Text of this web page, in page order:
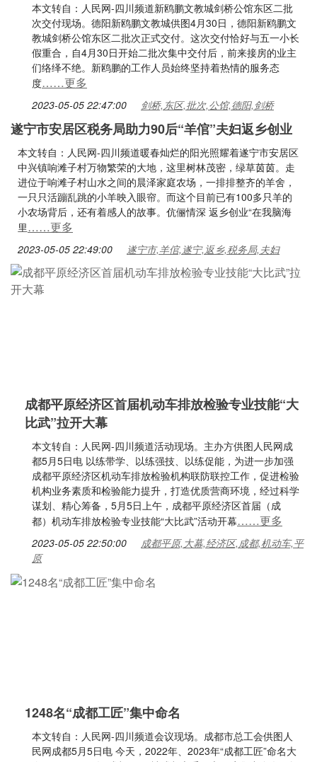
本文转自：人民网-四川频道新鸥鹏文教城剑桥公馆东区二批
次交付现场。德阳新鸥鹏文教城供图4月30日，德阳新鸥鹏文
教城剑桥公馆东区二批次正式交付。这次交付恰好与五一小长
假重合，自4月30日开始二批次集中交付后，前来接房的业主
们络绎不绝。新鸥鹏的工作人员始终坚持着热情的服务态
度……更多
2023-05-05 22:47:00 剑桥,东区,批次,公馆,德阳,剑桥
遂宁市安居区税务局助力90后“羊倌”夫妇返乡创业
本文转自：人民网-四川频道暖春灿烂的阳光照耀着遂宁市安居区
中兴镇响滩子村万物繁荣的大地，这里树林茂密，绿草茵茵。走
进位于响滩子村山水之间的晨泽家庭农场，一排排整齐的羊舍，
一只只活蹦乱跳的小羊映入眼帘。而这个目前已有100多只羊的
小农场背后，还有着感人的故事。伉俪情深 返乡创业“在我脑海
里……更多
2023-05-05 22:49:00 遂宁市,羊倌,遂宁,返乡,税务局,夫妇
成都平原经济区首届机动车排放检验专业技能“大
比武”拉开大幕
本文转自：人民网-四川频道活动现场。主办方供图人民网成
都5月5日电 以练带学、以练强技、以练促能，为进一步加强
成都平原经济区机动车排放检验机构联防联控工作，促进检验
机构业务素质和检验能力提升，打造优质营商环境，经过科学
谋划、精心筹备，5月5日上午，成都平原经济区首届（成
都）机动车排放检验专业技能“大比武”活动开幕……更多
2023-05-05 22:50:00
成都平原,大幕,经济区,成都,机动车,平
原
1248名“成都工匠”集中命名
本文转自：人民网-四川频道会议现场。成都市总工会供图人
民网成都5月5日电 今天，2022年、2023年“成都工匠”命名大